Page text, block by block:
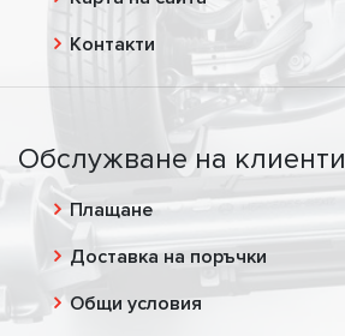
Контакти
Обслужване на клиенти
Плащане
Доставка на поръчки
Общи условия